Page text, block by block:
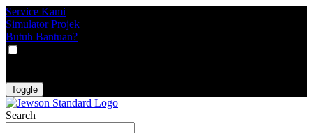
Service Kami
Simulator Projek
Butuh Bantuan?
Toggle
Search